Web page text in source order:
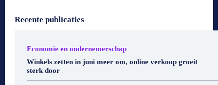
Recente publicaties
Economie en ondernemerschap
Winkels zetten in juni meer om, online verkoop groeit
sterk door